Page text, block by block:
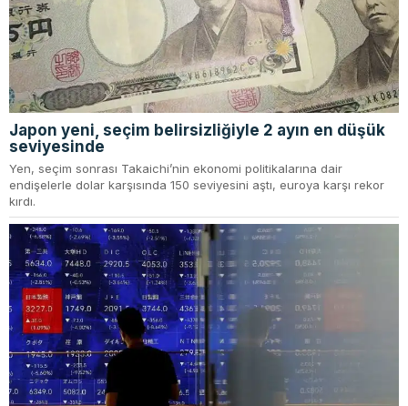
Japon yeni, seçim belirsizliğiyle 2 ayın en düşük
seviyesinde
Yen, seçim sonrası Takaichi’nin ekonomi politikalarına dair
endişelerle dolar karşısında 150 seviyesini aştı, euroya karşı rekor
kırdı.